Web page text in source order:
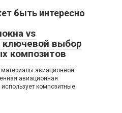
быть интересно
vs
ключевой выбор
композитов
авиационной
авиационная
композитные